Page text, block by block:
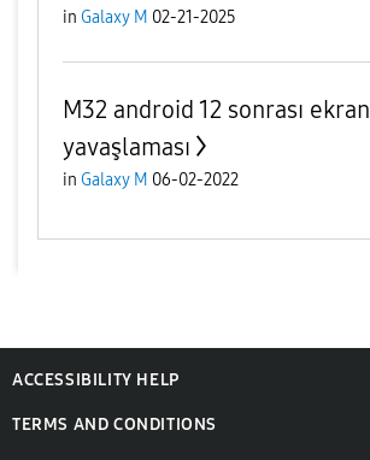
in Galaxy M 02-21-2025
M32 android 12 sonrası ekran
yavaşlaması
in Galaxy M 06-02-2022
ACCESSIBILITY HELP
TERMS AND CONDITIONS